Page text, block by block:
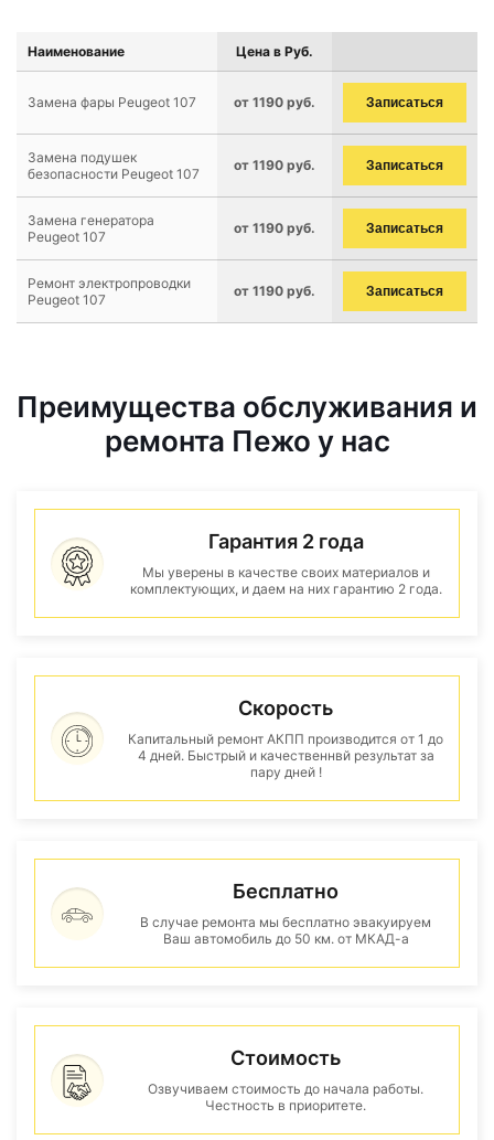
Наименование Цена в Руб.
Замена фары Peugeot 107 от 1190 руб. Записаться
Замена подушек
безопасности Peugeot 107
от 1190 руб. Записаться
Замена генератора
Peugeot 107
от 1190 руб. Записаться
Ремонт электропроводки
Peugeot 107
от 1190 руб. Записаться
Преимущества обслуживания и
ремонта Пежо у нас
Гарантия 2 года
Мы уверены в качестве своих материалов и
комплектующих, и даем на них гарантию 2 года.
Скорость
Капитальный ремонт АКПП производится от 1 до
4 дней. Быстрый и качественнвй результат за
пару дней !
Бесплатно
В случае ремонта мы бесплатно эвакуируем
Ваш автомобиль до 50 км. от МКАД-а
Стоимость
Озвучиваем стоимость до начала работы.
Честность в приоритете.